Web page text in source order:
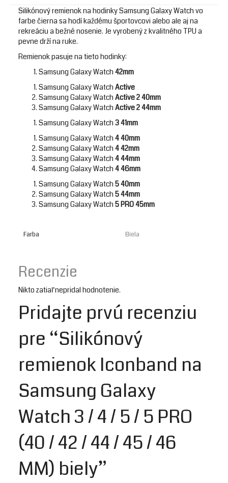
Silikónový remienok na hodinky Samsung Galaxy Watch vo
farbe čierna sa hodí každému športovcovi alebo ale aj na
rekreáciu a bežné nosenie. Je vyrobený z kvalitného TPU a
pevne drží na ruke.
Remienok pasuje na tieto hodinky:
Samsung Galaxy Watch 42mm
Samsung Galaxy Watch Active
Samsung Galaxy Watch Active 2 40mm
Samsung Galaxy Watch Active 2 44mm
Samsung Galaxy Watch 3 41mm
Samsung Galaxy Watch 4 40mm
Samsung Galaxy Watch 4 42mm
Samsung Galaxy Watch 4 44mm
Samsung Galaxy Watch 4 46mm
Samsung Galaxy Watch 5 40mm
Samsung Galaxy Watch 5 44mm
Samsung Galaxy Watch 5 PRO 45mm
Farba Biela
Recenzie
Nikto zatiaľ nepridal hodnotenie.
Pridajte prvú recenziu
pre “Silikónový
remienok Iconband na
Samsung Galaxy
Watch 3 / 4 / 5 / 5 PRO
(40 / 42 / 44 / 45 / 46
MM) biely”